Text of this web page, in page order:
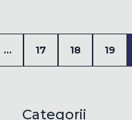
... 17 18 19
Categorii